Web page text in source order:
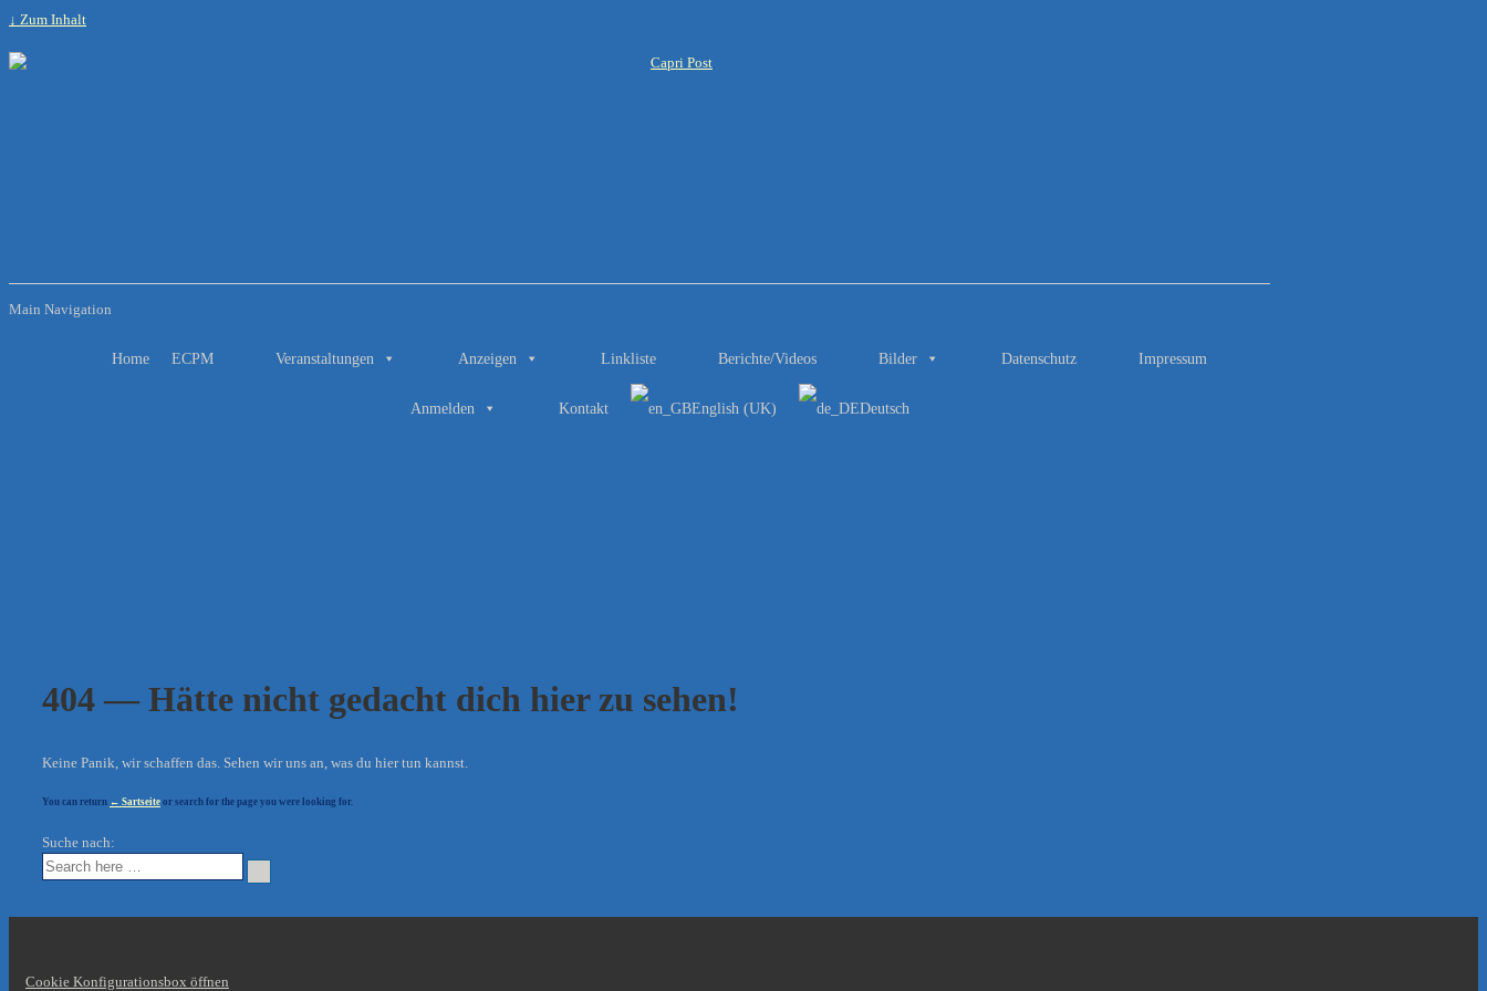
↓ Zum Inhalt
Main Navigation
Home ECPM Veranstaltungen Anzeigen Linkliste Berichte/Videos Bilder Datenschutz Impressum
Anmelden Kontakt English (UK) Deutsch
404 — Hätte nicht gedacht dich hier zu sehen!
Keine Panik, wir schaffen das. Sehen wir uns an, was du hier tun kannst.
You can return ← Sartseite or search for the page you were looking for.
Suche nach:
Cookie Konfigurationsbox öffnen